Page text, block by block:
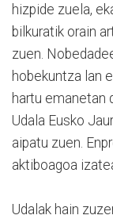
hizpide zuela,
bilkuratik orain
zuen.
hobekuntza lan
hartu emanetan
Udala Eusko
aipatu zuen.
aktiboagoa
Udalak hain